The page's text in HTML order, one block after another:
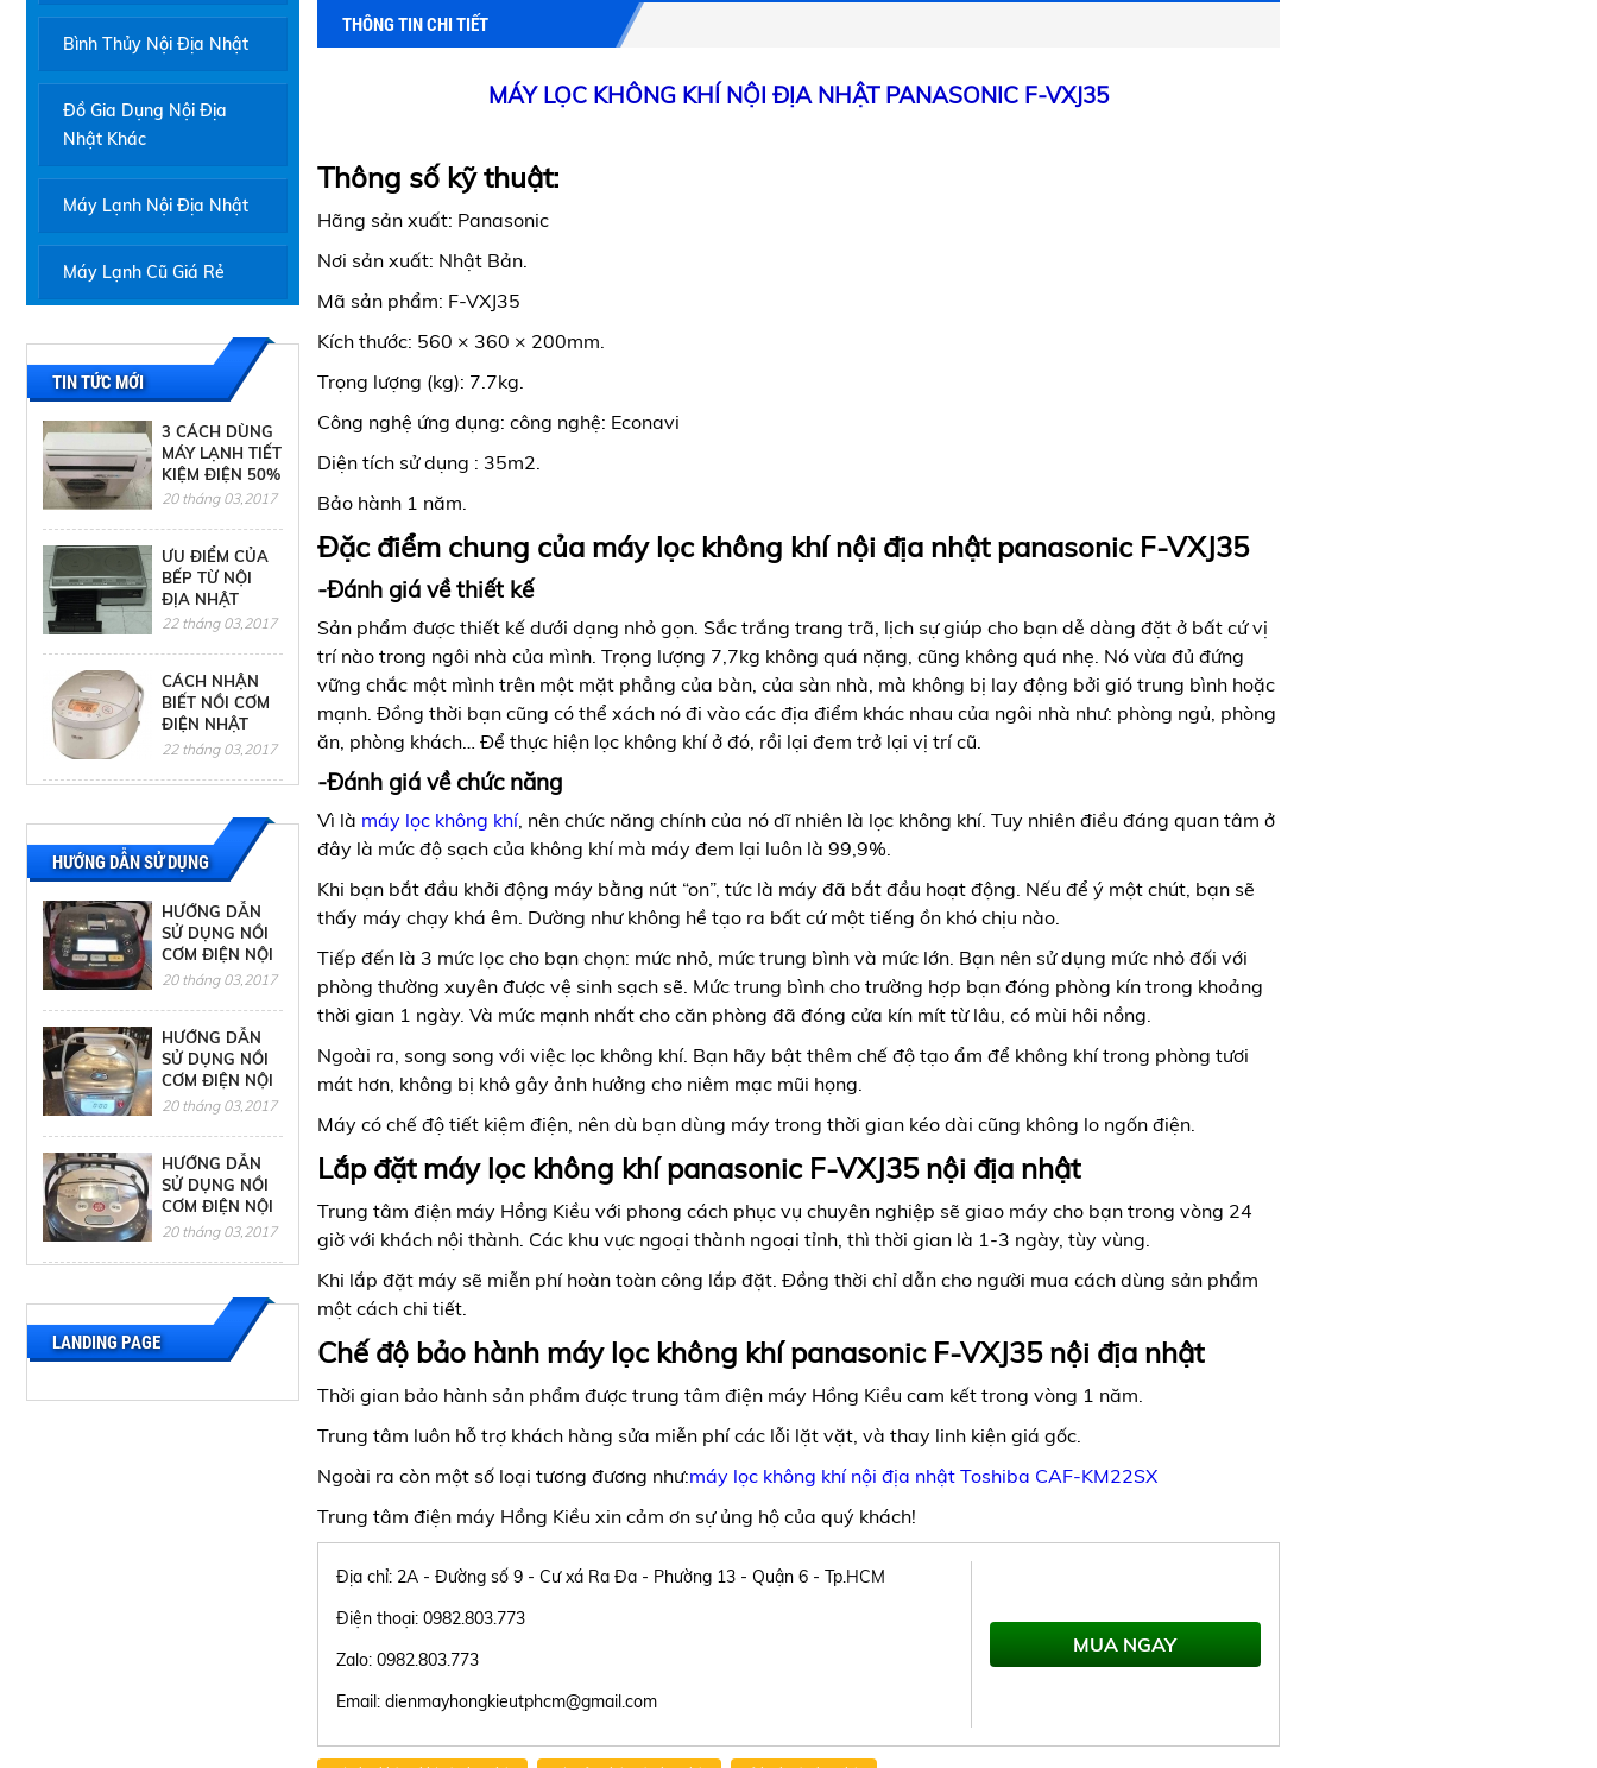
THÔNG TIN CHI TIẾT
MÁY LỌC KHÔNG KHÍ NỘI ĐỊA NHẬT PANASONIC F-VXJ35
Thông số kỹ thuật:
Hãng sản xuất: Panasonic
Nơi sản xuất: Nhật Bản.
Mã sản phẩm: F-VXJ35
Kích thước: 560 × 360 × 200mm.
Trọng lượng (kg): 7.7kg.
Công nghệ ứng dụng: công nghệ: Econavi
Diện tích sử dụng : 35m2.
Bảo hành 1 năm.
Đặc điểm chung của máy lọc không khí nội địa nhật panasonic F-VXJ35
-Đánh giá về thiết kế
Sản phẩm được thiết kế dưới dạng nhỏ gọn. Sắc trắng trang trã, lịch sự giúp cho bạn dễ dàng đặt ở bất cứ vị
trí nào trong ngôi nhà của mình. Trọng lượng 7,7kg không quá nặng, cũng không quá nhẹ. Nó vừa đủ đứng
vững chắc một mình trên một mặt phẳng của bàn, của sàn nhà, mà không bị lay động bởi gió trung bình hoặc
mạnh. Đồng thời bạn cũng có thể xách nó đi vào các địa điểm khác nhau của ngôi nhà như: phòng ngủ, phòng
ăn, phòng khách… Để thực hiện lọc không khí ở đó, rồi lại đem trở lại vị trí cũ.
-Đánh giá về chức năng
Vì là máy lọc không khí, nên chức năng chính của nó dĩ nhiên là lọc không khí. Tuy nhiên điều đáng quan tâm ở
đây là mức độ sạch của không khí mà máy đem lại luôn là 99,9%.
Khi bạn bắt đầu khởi động máy bằng nút “on”, tức là máy đã bắt đầu hoạt động. Nếu để ý một chút, bạn sẽ
thấy máy chạy khá êm. Dường như không hề tạo ra bất cứ một tiếng ồn khó chịu nào.
Tiếp đến là 3 mức lọc cho bạn chọn: mức nhỏ, mức trung bình và mức lớn. Bạn nên sử dụng mức nhỏ đối với
phòng thường xuyên được vệ sinh sạch sẽ. Mức trung bình cho trường hợp bạn đóng phòng kín trong khoảng
thời gian 1 ngày. Và mức mạnh nhất cho căn phòng đã đóng cửa kín mít từ lâu, có mùi hôi nồng.
Ngoài ra, song song với việc lọc không khí. Bạn hãy bật thêm chế độ tạo ẩm để không khí trong phòng tươi
mát hơn, không bị khô gây ảnh hưởng cho niêm mạc mũi họng.
Máy có chế độ tiết kiệm điện, nên dù bạn dùng máy trong thời gian kéo dài cũng không lo ngốn điện.
Lắp đặt máy lọc không khí panasonic F-VXJ35 nội địa nhật
Trung tâm điện máy Hồng Kiều với phong cách phục vụ chuyên nghiệp sẽ giao máy cho bạn trong vòng 24
giờ với khách nội thành. Các khu vực ngoại thành ngoại tỉnh, thì thời gian là 1-3 ngày, tùy vùng.
Khi lắp đặt máy sẽ miễn phí hoàn toàn công lắp đặt. Đồng thời chỉ dẫn cho người mua cách dùng sản phẩm
một cách chi tiết.
Chế độ bảo hành máy lọc không khí panasonic F-VXJ35 nội địa nhật
Thời gian bảo hành sản phẩm được trung tâm điện máy Hồng Kiều cam kết trong vòng 1 năm.
Trung tâm luôn hỗ trợ khách hàng sửa miễn phí các lỗi lặt vặt, và thay linh kiện giá gốc.
Ngoài ra còn một số loại tương đương như:máy lọc không khí nội địa nhật Toshiba CAF-KM22SX
Trung tâm điện máy Hồng Kiều xin cảm ơn sự ủng hộ của quý khách!
Địa chỉ: 2A - Đường số 9 - Cư xá Ra Đa - Phường 13 - Quận 6 - Tp.HCM
Điện thoại: 0982.803.773
Zalo: 0982.803.773
Email: dienmayhongkieutphcm@gmail.com
MUA NGAY
Bình Thủy Nội Địa Nhật
Đồ Gia Dụng Nội Địa
Nhật Khác
Máy Lạnh Nội Địa Nhật
Máy Lạnh Cũ Giá Rẻ
TIN TỨC MỚI
3 CÁCH DÙNG
MÁY LẠNH TIẾT
KIỆM ĐIỆN 50%
20 tháng 03,2017
ƯU ĐIỂM CỦA
BẾP TỪ NỘI
ĐỊA NHẬT
22 tháng 03,2017
CÁCH NHẬN
BIẾT NỒI CƠM
ĐIỆN NHẬT
NÀO CÒN
22 tháng 03,2017
TÌNH HUỐNG
KHI SỬA TỦ
LẠNH TẠI NHÀ
22 tháng 03,2017
HƯỚNG DẪN SỬ DỤNG
HƯỚNG DẪN
SỬ DỤNG NỒI
CƠM ĐIỆN NỘI
ĐỊA NHẬT
20 tháng 03,2017
HƯỚNG DẪN
SỬ DỤNG NỒI
CƠM ĐIỆN NỘI
ĐỊA NHẬT
20 tháng 03,2017
HƯỚNG DẪN
SỬ DỤNG NỒI
CƠM ĐIỆN NỘI
ĐỊA NHẬT
20 tháng 03,2017
SỬ DỤNG NỒI
CƠM ĐIỆN NỘI
ĐỊA NHẬT
20 tháng 03,2017
LANDING PAGE